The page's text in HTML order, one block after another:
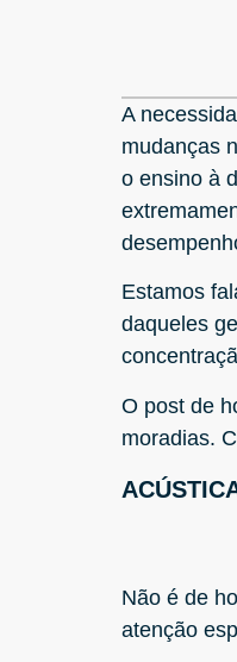
A
mudanças
o ensino à
Estamos
daqueles
O post de
moradias.
Não é de
atenção